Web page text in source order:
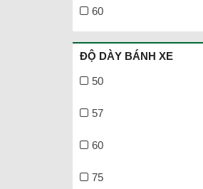
60
ĐỘ DÀY BÁNH XE
50
57
60
75